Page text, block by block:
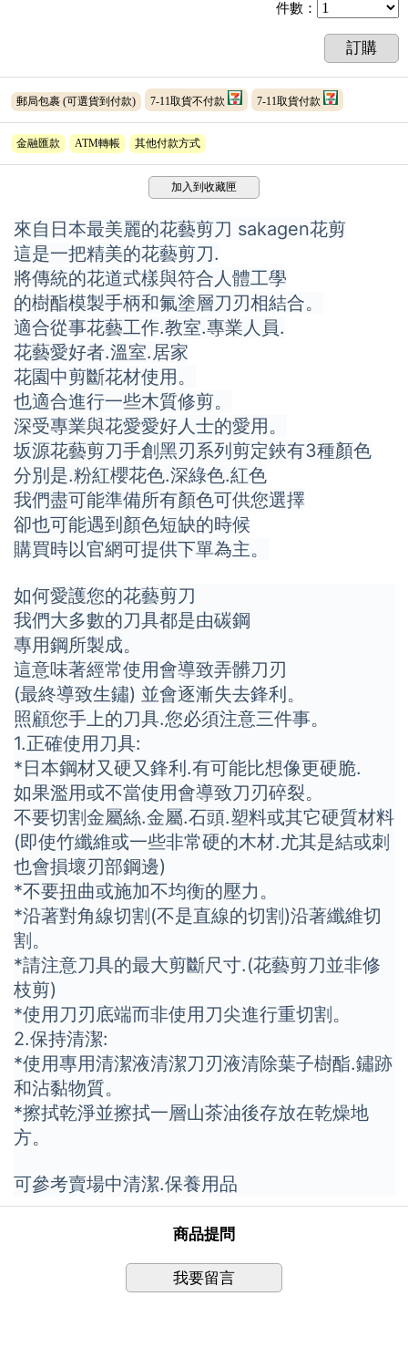
件數 ：
訂購
郵局包裹 (可選貨到付款) 7-11取貨不付款 7-11取貨付款
金融匯款 ATM轉帳 其他付款方式
加入到收藏匣
來自日本最美麗的花藝剪刀 sakagen花剪
這是一把精美的花藝剪刀.
將傳統的花道式樣與符合人體工學
的樹酯模製手柄和氟塗層刀刃相結合。
適合從事花藝工作.教室.專業人員.
花藝愛好者.溫室.居家
花園中剪斷花材使用。
也適合進行一些木質修剪。
深受專業與花愛愛好人士的愛用。
坂源花藝剪刀手創黑刃系列剪定鋏有3種顏色
分別是.粉紅櫻花色.深綠色.紅色
我們盡可能準備所有顏色可供您選擇
卻也可能遇到顏色短缺的時候
購買時以官網可提供下單為主。
如何愛護您的花藝剪刀
我們大多數的刀具都是由碳鋼
專用鋼所製成。
這意味著經常使用會導致弄髒刀刃
(最終導致生鏽) 並會逐漸失去鋒利。
照顧您手上的刀具.您必須注意三件事。
1.正確使用刀具:
*日本鋼材又硬又鋒利.有可能比想像更硬脆.
如果濫用或不當使用會導致刀刃碎裂。
不要切割金屬絲.金屬.石頭.塑料或其它硬質材料
(即使竹纖維或一些非常硬的木材.尤其是結或刺
也會損壞刃部鋼邊)
*不要扭曲或施加不均衡的壓力。
*沿著對角線切割(不是直線的切割)沿著纖維切
割。
*請注意刀具的最大剪斷尺寸.(花藝剪刀並非修
枝剪)
*使用刀刃底端而非使用刀尖進行重切割。
2.保持清潔:
*使用專用清潔液清潔刀刃液清除葉子樹酯.鏽跡
和沾黏物質。
*擦拭乾淨並擦拭一層山茶油後存放在乾燥地
方。
可參考賣場中清潔.保養用品
商品提問
我要留言